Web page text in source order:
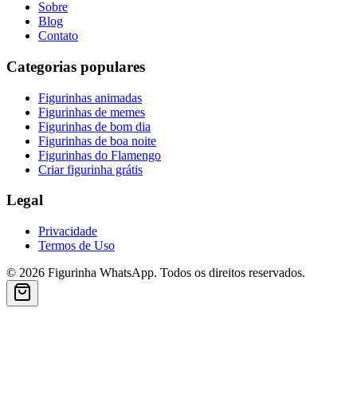
Sobre
Blog
Contato
Categorias populares
Figurinhas animadas
Figurinhas de memes
Figurinhas de bom dia
Figurinhas de boa noite
Figurinhas do Flamengo
Criar figurinha grátis
Legal
Privacidade
Termos de Uso
© 2026 Figurinha WhatsApp. Todos os direitos reservados.